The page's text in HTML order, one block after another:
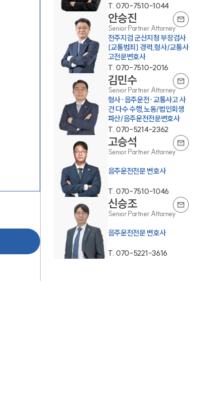
팀소개
팀소개
대륜의 강점
오시는 길
글로벌 파트너 로펌
고객의 소리
통합검색
AI대륜
업무사례
T. 070-7510-1044
안승진
Senior Partner Attorney
전주지검 군산지청 부장검사
[교통범죄] 경력,형사/교통사
고전문변호사
T. 070-7510-2016
김민수
Senior Partner Attorney
형사·음주운전·교통사고 사
건 다수 수행,노동/법인회생
파산/음주운전전문변호사
T. 070-5214-2362
고승석
Senior Partner Attorney
음주운전전문 변호사
T. 070-7510-1046
신승조
Senior Partner Attorney
음주운전전문 변호사
T. 070-5221-3616